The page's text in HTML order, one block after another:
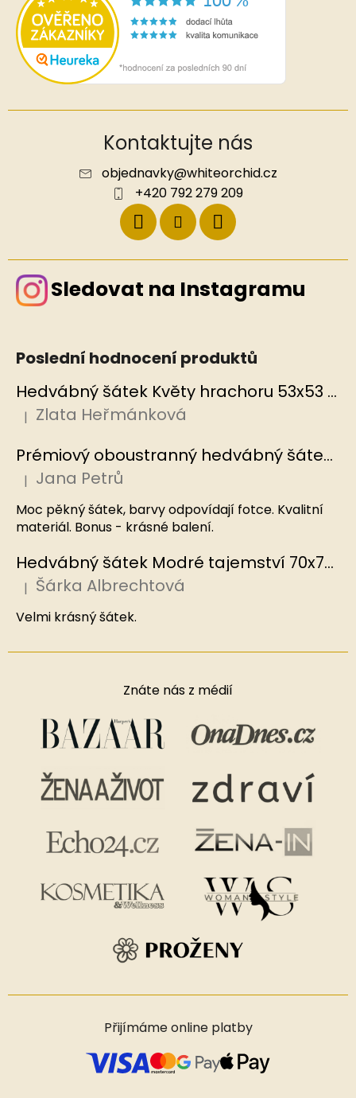
Kontaktujte nás
objednavky@whiteorchid.cz
+420 792 279 209
Sledovat na Instagramu
Poslední hodnocení produktů
Hedvábný šátek Květy hrachoru 53x53 cm v dárkovém balení, HEDVÁBNÝ SVĚT
Hodnocení produktu je 5 z 5 hvězdiček.
| Zlata Heřmánková
Prémiový oboustranný hedvábný šátek Mořský korál, MB
Hodnocení produktu je 5 z 5 hvězdiček.
| Jana Petrů
Moc pěkný šátek, barvy odpovídají fotce. Kvalitní
materiál. Bonus - krásné balení.
Hedvábný šátek Modré tajemství 70x70 cm v dárkovém balení, HEDVÁBNÝ SVĚT
Hodnocení produktu je 5 z 5 hvězdiček.
| Šárka Albrechtová
Velmi krásný šátek.
Znáte nás z médií
Přijímáme online platby